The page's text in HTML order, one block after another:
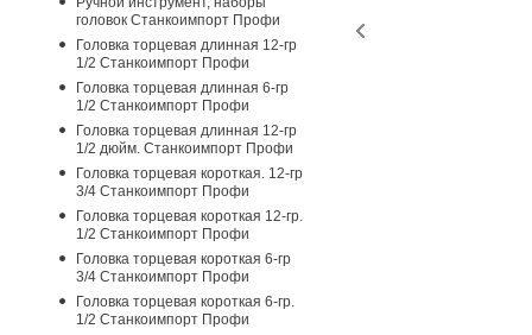
головок Станкоимпорт Профи
Головка торцевая длинная 12-гр
1/2 Станкоимпорт Профи
Головка торцевая длинная 6-гр
1/2 Станкоимпорт Профи
Головка торцевая длинная 12-гр
1/2 дюйм. Станкоимпорт Профи
Головка торцевая короткая. 12-гр
3/4 Станкоимпорт Профи
Головка торцевая короткая 12-гр.
1/2 Станкоимпорт Профи
Головка торцевая короткая 6-гр
3/4 Станкоимпорт Профи
Головка торцевая короткая 6-гр.
1/2 Станкоимпорт Профи